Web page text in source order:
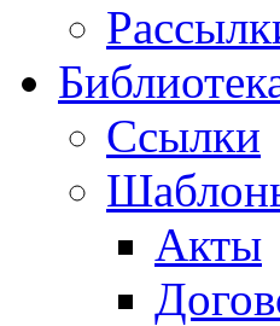
Ссылки
Акты